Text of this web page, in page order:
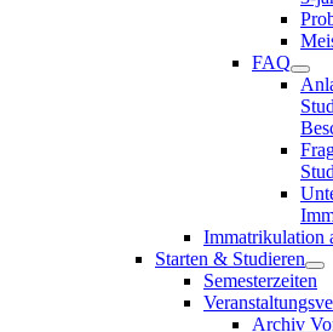
FAQ
Immatrikulation
Starten & Studieren
Semesterzeiten
Archiv